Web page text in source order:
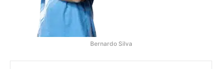
Bernardo Silva